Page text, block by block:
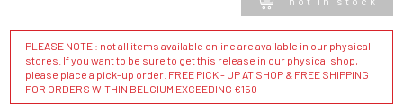
PLEASE NOTE : not all items available online are available in our physical
stores. If you want to be sure to get this release in our physical shop,
please place a pick-up order. FREE PICK - UP AT SHOP & FREE SHIPPING
FOR ORDERS WITHIN BELGIUM EXCEEDING €150